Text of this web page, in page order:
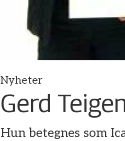
Nyheter
Gerd
Hun betegnes som